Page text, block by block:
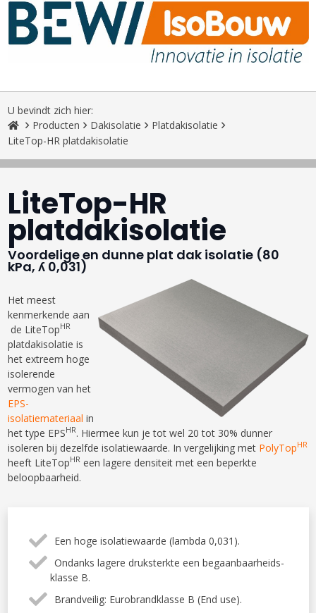
U bevindt zich hier:
Producten
Dakisolatie
Platdakisolatie
LiteTop-HR platdakisolatie
LiteTop-HR
platdakisolatie
Voordelige en dunne plat dak isolatie (80
kPa, ʎ 0,031)
Het meest
kenmerkende aan
de LiteTopHR
platdakisolatie is
het extreem hoge
isolerende
vermogen van het
EPS-
isolatiemateriaal in
het type EPSHR. Hiermee kun je tot wel 20 tot 30% dunner
isoleren bij dezelfde isolatiewaarde. In vergelijking met PolyTopHR
heeft LiteTopHReen lagere densiteit met een beperkte
beloopbaarheid.
Een hoge isolatiewaarde (lambda 0,031).
Ondanks lagere druksterkte een begaanbaarheids-
klasse B.
Brandveilig: Eurobrandklasse B (End use).